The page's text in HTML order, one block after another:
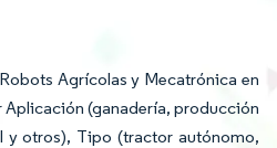
Agrícolas y Mecatrónica en
(ganadería, producción
y otros), Tipo (tractor autónomo,